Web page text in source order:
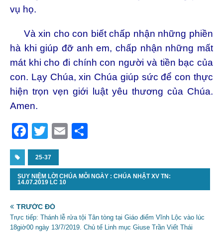
vụ họ.
Và xin cho con biết chấp nhận những phiền
hà khi giúp đỡ anh em, chấp nhận những mất
mát khi cho đi chính con người và tiền bạc của
con. Lạy Chúa, xin Chúa giúp sức để con thực
hiện trọn vẹn giới luật yêu thương của Chúa.
Amen.
F
a
c
e
b
o
o
T
w
itt
er
E
l
e
25-37
SUY NIỆM LỜI CHÚA MỖI NGÀY : CHÚA NHẬT XV TN:
14.07.2019 LC 10
TRƯỚC ĐÓ
Trực tiếp: Thánh lễ rửa tội Tân tòng tại Giáo điểm Vĩnh Lộc vào lúc
18giờ00 ngày 13/7/2019. Chủ tế Linh mục Giuse Trần Viết Thái